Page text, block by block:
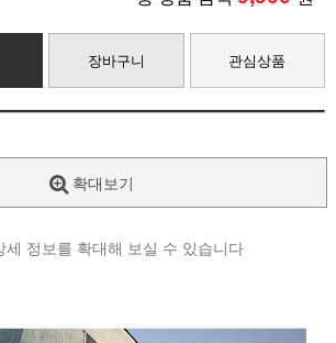
장바구니 관심상품
확대보기
세 정보를 확대해 보실 수 있습니다